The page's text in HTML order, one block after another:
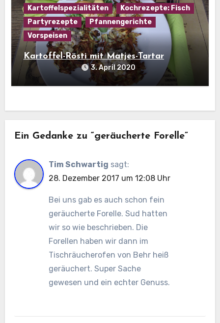
Kartoffelspezialitäten
Kochrezepte: Fisch
Partyrezepte
Pfannengerichte
Vorspeisen
Kartoffel-Rösti mit Matjes-Tartar
3. April 2020
Ein Gedanke zu “geräucherte Forelle”
Tim Schwartig sagt:
28. Dezember 2017 um 12:08 Uhr
Bei uns gab es auch schon fein
geräucherte Forelle. Sud hatten
wir so wie beschrieben. Die
Forellen haben wir dann im
Tischräucherofen von Behr heiß
geräuchert. Super Sache
gewesen und ein echter Genuss.